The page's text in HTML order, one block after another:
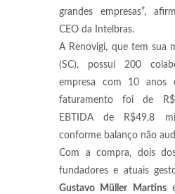
grandes empresas”,
CEO da Intelbras.
A Renovigi, que tem sua
(SC), possui 200
empresa com 10 anos
faturamento foi de
EBTIDA de R$49,8
conforme balanço não
Com a compra, dois
fundadores e atuais
Gustavo Müller Martins